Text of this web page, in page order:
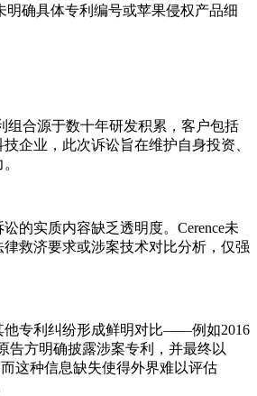
明确具体专利编号或苹果侵权产品细
合源于数十年研发积累，客户包括
企业，此次诉讼旨在维护自身投资、
实质内容缺乏透明度。Cerence未
救济要求或涉案技术对比分析，仅强
专利纠纷形成鲜明对比——例如2016
告方明确披露涉案专利，并最终以
这种信息缺失使得外界难以评估